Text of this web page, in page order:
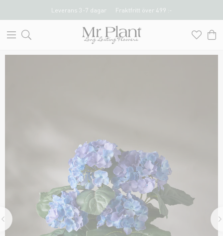
Leverans 3-7 dagar Fraktfritt över 499 :-